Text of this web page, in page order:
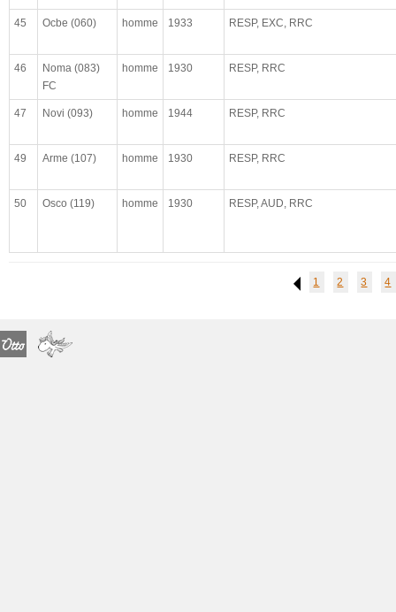
paradigmatique
45 Ocbe (060) homme 1933 RESP, EXC, RRC
46
Noma (083)
FC
homme 1930 RESP, RRC
47 Novi (093) homme 1944 RESP, RRC
49 Arme (107) homme 1930 RESP, RRC
50 Osco (119) homme 1930 RESP, AUD, RRC
Previous
1 2 3 4